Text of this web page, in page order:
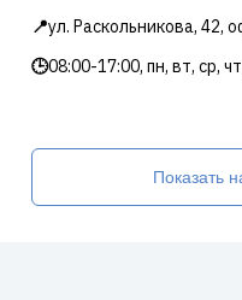
📍ул. Раскольникова, 42,
🕒08:00-17:00, пн, вт, ср,
Показать